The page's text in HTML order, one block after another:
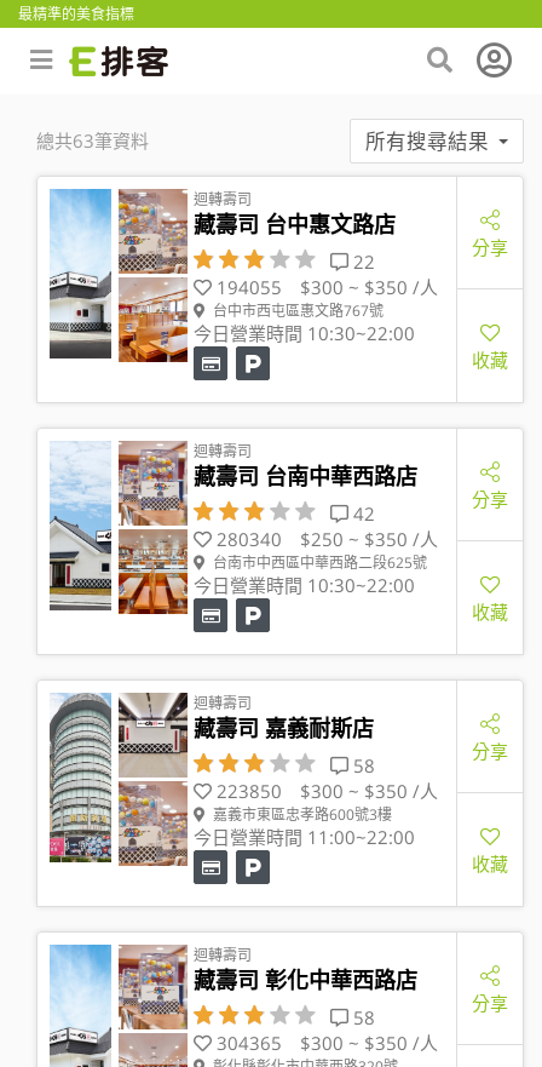
最精準的美食指標
總共63筆資料 所有搜尋結果
迴轉壽司
藏壽司 台中惠文路店
22
194055
$300 ~ $350 /人
台中市西屯區惠文路767號
今日營業時間 10:30~22:00
分享
收藏
迴轉壽司
藏壽司 台南中華西路店
42
280340
$250 ~ $350 /人
台南市中西區中華西路二段625號
今日營業時間 10:30~22:00
分享
收藏
迴轉壽司
藏壽司 嘉義耐斯店
58
223850
$300 ~ $350 /人
嘉義市東區忠孝路600號3樓
今日營業時間 11:00~22:00
分享
收藏
迴轉壽司
藏壽司 彰化中華西路店
58
304365
$300 ~ $350 /人
分享